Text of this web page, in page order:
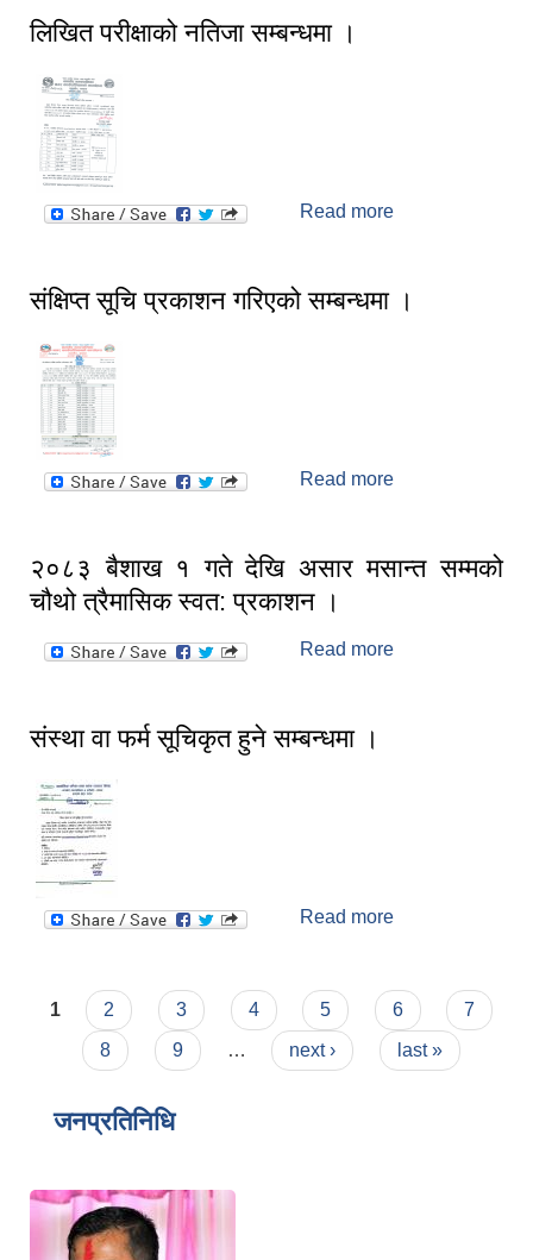
लिखित परीक्षाको नतिजा सम्बन्धमा ।
Read more
संक्षिप्त सूचि प्रकाशन गरिएको सम्बन्धमा ।
Read more
२०८३ बैशाख १ गते देखि असार मसान्त सम्मको
चौथो त्रैमासिक स्वत: प्रकाशन ।
Read more
संस्था वा फर्म सूचिकृत हुने सम्बन्धमा ।
Read more
Pages
1 2 3 4 5 6
7
8
9 … next › last »
जनप्रतिनिधि